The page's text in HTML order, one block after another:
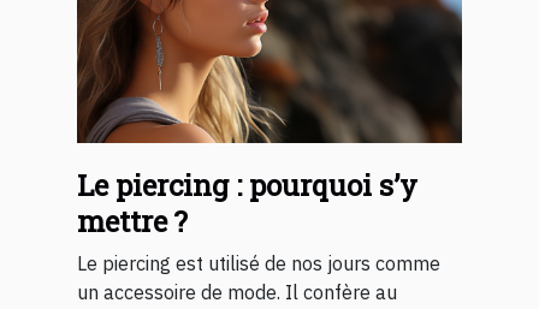
Le piercing : pourquoi s’y
mettre ?
Le piercing est utilisé de nos jours comme
un accessoire de mode. Il confère au